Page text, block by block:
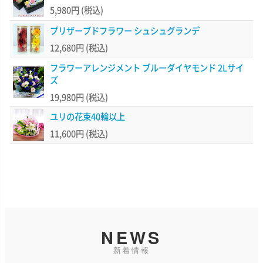
5,980円 (税込)
プリザーブドフラワー シュシュグランデ
12,680円 (税込)
フラワーアレンジメント ブルーダイヤモンド 2Lサイ
ズ
19,980円 (税込)
ユリの花束40輪以上
11,600円 (税込)